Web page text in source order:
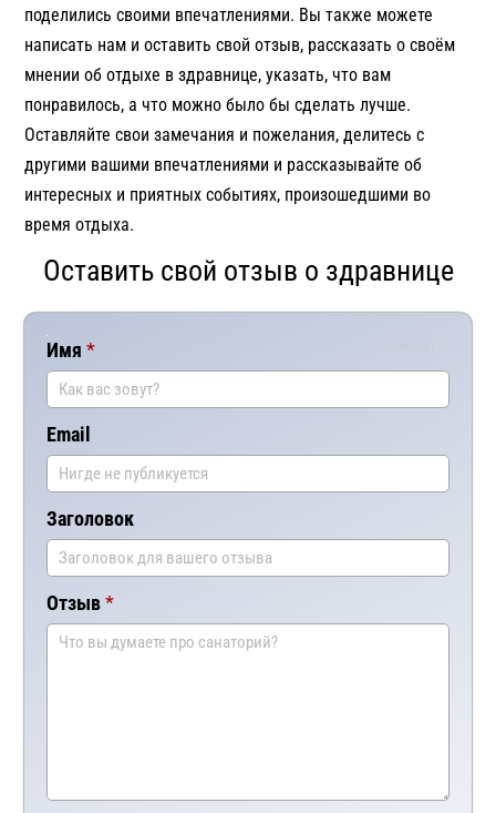
поделились своими впечатлениями. Вы также можете
написать нам и оставить свой отзыв, рассказать о своём
мнении об отдыхе в здравнице, указать, что вам
понравилось, а что можно было бы сделать лучше.
Оставляйте свои замечания и пожелания, делитесь с
другими вашими впечатлениями и рассказывайте об
интересных и приятных событиях, произошедшими во
время отдыха.
Оставить свой отзыв о здравнице
Имя
Email
Заголовок
Отзыв